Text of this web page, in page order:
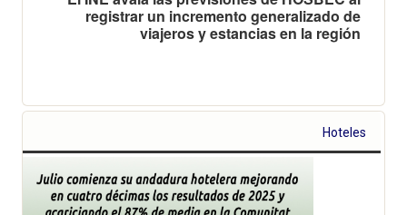
registrar un incremento generalizado de
viajeros y estancias en la región
Hoteles